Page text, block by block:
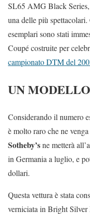
SL65 AMG Black
una delle più
esemplari sono stati
Coupé costruite per
campionato DTM del
UN
Considerando il numero
è molto raro che ne
Sotheby’sne metterà
in Germania a luglio, e
dollari.
Questa vettura è stata
verniciata in Bright